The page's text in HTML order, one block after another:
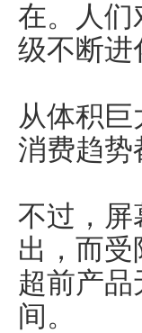
在。人们
级不断进
从体积
消费趋势
不过，屏
出，而
超前产品
间。